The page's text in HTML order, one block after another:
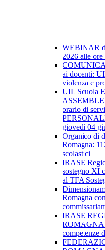
WEBINAR
2026 alle ore
ai docenti:
violenza e
UIL Scuola
orario di
giovedì 04
Organico di
Romagna:
scolastici
IRASE
sostegno XI
al TFA
Romagna
IRASE
ROMAGNA
competenze